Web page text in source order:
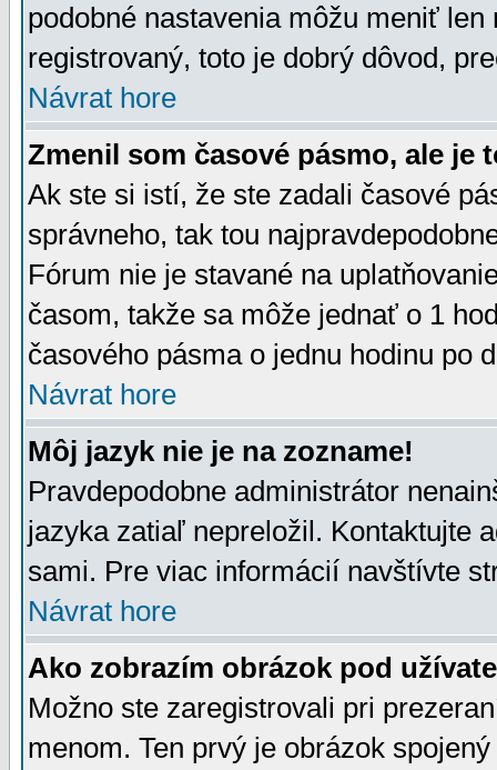
podobné nastavenia môžu meniť
registrovaný, toto je dobrý dôvod,
Návrat hore
Zmenil som časové pásmo, ale je
Ak ste si istí, že ste zadali časové
správneho, tak tou
Fórum nie je stavané na
časom, takže sa môže jednať o 1
časového pásma o jednu hodinu po
Návrat hore
Môj jazyk nie je na zozname!
Pravdepodobne administrátor
jazyka zatiaľ nepreložil. Kontaktujte
sami. Pre viac informácií navštívte
Návrat hore
Ako zobrazím obrázok pod
Možno ste zaregistrovali pri
menom. Ten prvý je obrázok